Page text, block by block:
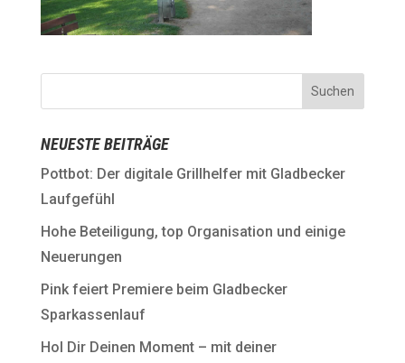
NEUESTE BEITRÄGE
Pottbot: Der digitale Grillhelfer mit Gladbecker
Laufgefühl
Hohe Beteiligung, top Organisation und einige
Neuerungen
Pink feiert Premiere beim Gladbecker
Sparkassenlauf
Hol Dir Deinen Moment – mit deiner